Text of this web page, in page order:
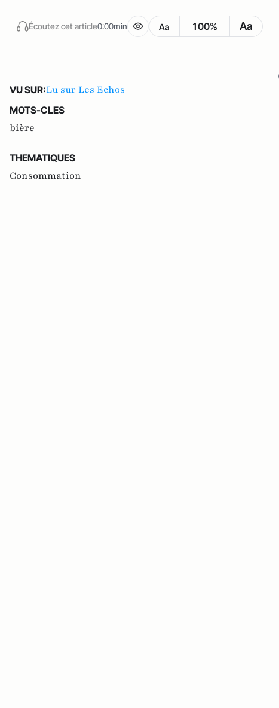
Écoutez cet article0:00min Aa 100% Aa
VU SUR:Lu sur Les Echos
MOTS-CLES
bière
THEMATIQUES
Consommation